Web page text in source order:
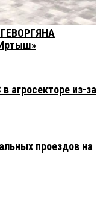
ГЕВОРГЯНА
агросекторе из-за
проездов на